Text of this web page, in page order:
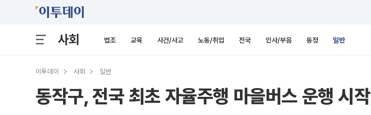
사회 법조 교육 사건/사고 노동/취업 전국 인사/부음 동정 일반
이투데이 사회 일반
동작구, 전국 최초 자율주행 마을버스 운행 시작